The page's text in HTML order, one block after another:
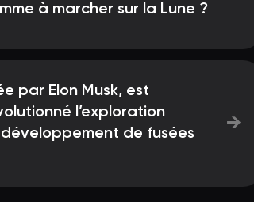
à marcher sur la Lune ?
par Elon Musk, est
l’exploration
de fusées
→